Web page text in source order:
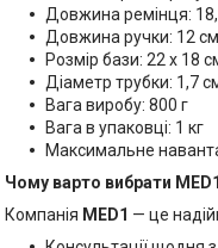
Довжина ремінця:
Довжина ручки: 12 см
Розмір бази: 22 х 18
Діаметр трубки: 1,7
Вага виробу: 800 г
Вага в упаковці: 1 кг
Максимальне
Чому варто вибрати
Компанія MED1 — це